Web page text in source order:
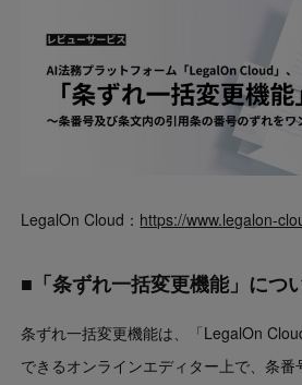
LegalOn Cloud： https://www.legalon-
■「条ずれ一括変更機能」につ
条ずれ一括変更機能は、「LegalOn
できるオンラインエディター上で、条